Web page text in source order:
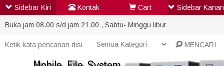
Buka jam 08.00 s/d jam 21.00 , Sabtu- Minggu libur
MENCARI
Sidebar Kiri Kontak Cart Sidebar Kanan